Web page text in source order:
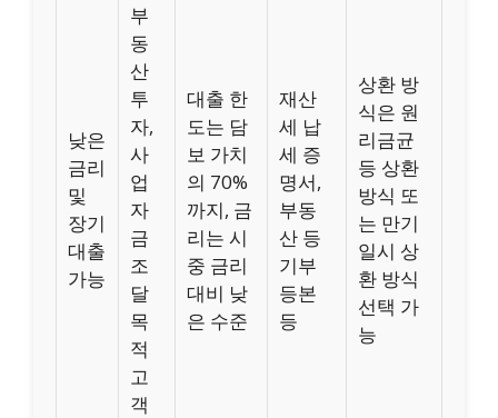
낮은
금리
및
장기
대출
가능
부
동
산
투
자,
사
업
자
금
조
달
목
적
고
객
대출 한
도는 담
보 가치
의 70%
까지, 금
리는 시
중 금리
대비 낮
은 수준
재산
세 납
세 증
명서,
부동
산 등
기부
등본
등
상환 방
식은 원
리금균
등 상환
방식 또
는 만기
일시 상
환 방식
선택 가
능